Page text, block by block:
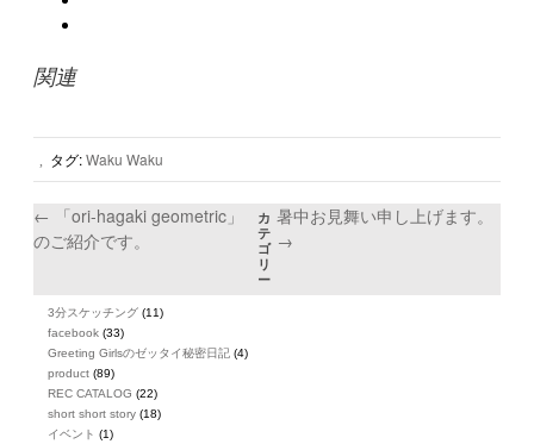
関連
タグ:Waku Waku
← 「ori-hagaki geometric」
のご紹介です。
暑中お見舞い申し上げます。
→
カ
テ
ゴ
リ
ー
3分スケッチング (11)
facebook (33)
Greeting Girlsのゼッタイ秘密日記 (4)
product (89)
REC CATALOG (22)
short short story (18)
イベント (1)